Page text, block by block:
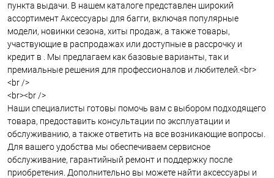
пункта выдачи. В нашем каталоге представлен широкий
ассортимент Аксессуары для багги, включая популярные
модели, новинки сезона, хиты продаж, а также товары,
участвующие в распродажах или доступные в рассрочку и
кредит в . Мы предлагаем как базовые варианты, так и
премиальные решения для профессионалов и любителей.<br>
<br />
<br><br />
Наши специалисты готовы помочь вам с выбором подходящего
товара, предоставить консультации по эксплуатации и
обслуживанию, а также ответить на все возникающие вопросы.
Для вашего удобства мы обеспечиваем сервисное
обслуживание, гарантийный ремонт и поддержку после
приобретения. Дополнительно вы можете найти аксессуары и